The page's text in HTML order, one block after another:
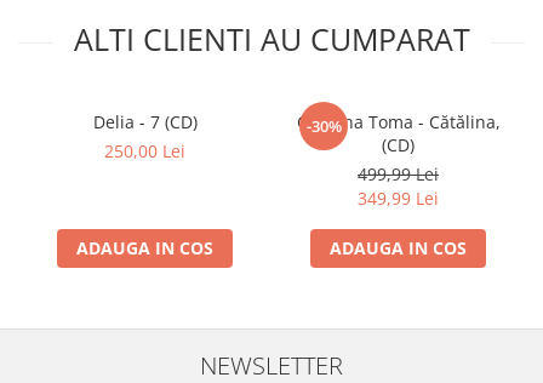
ALTI CLIENTI AU CUMPARAT
Delia - 7 (CD)
250,00 Lei
ADAUGA IN COS
-30%
Cătălina Toma - Cătălina,
(CD)
499,99 Lei
349,99 Lei
ADAUGA IN COS
NEWSLETTER